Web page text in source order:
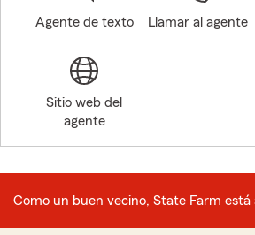
Agente de texto Llamar al agente
Sitio web del
agente
Como un buen vecino, State Farm está